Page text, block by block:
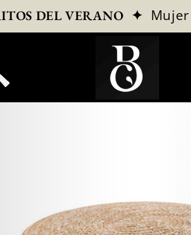
DEL VERANO ✦ Mujer